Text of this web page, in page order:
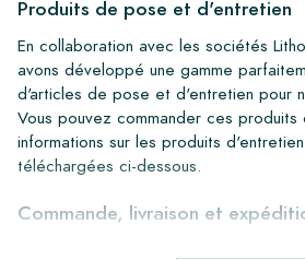
Produits de pose et d'entretien
En collaboration avec les sociétés
avons développé une gamme
d'articles de pose et d'entretien pour
Vous pouvez commander ces produits
informations sur les produits
téléchargées ci-dessous.
Commande, livraison et